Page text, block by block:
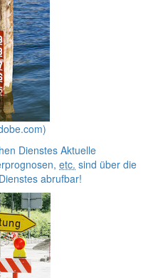
Dienstes Aktuelle
etc. sind über die
abrufbar!